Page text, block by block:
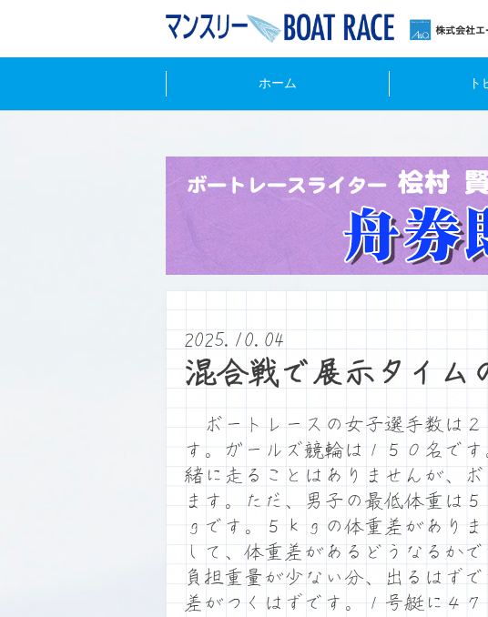
ホーム ト
2025.10.04
混合戦で展示タイム
ボートレースの女子選手数は
す。ガールズ競輪は１５０名で
緒に走ることはありませんが、
ます。ただ、男子の最低体重は
ｇです。５ｋｇの体重差があり
して、体重差があるどうなるか
負担重量が少ない分、出るはず
差がつくはずです。１号艇に４